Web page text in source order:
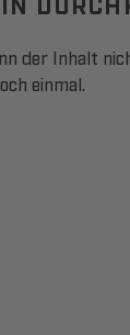
der Inhalt
einmal.